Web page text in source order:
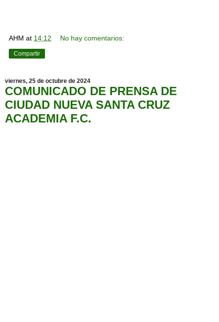
AHM at 14:12 No hay comentarios:
Compartir
viernes, 25 de octubre de 2024
COMUNICADO DE PRENSA DE
CIUDAD NUEVA SANTA CRUZ
ACADEMIA F.C.